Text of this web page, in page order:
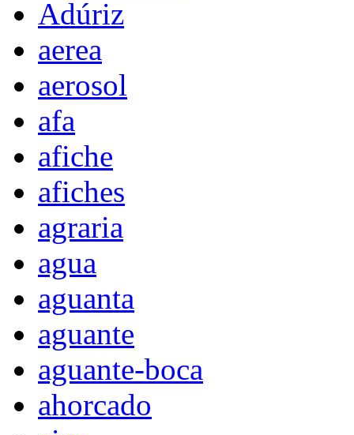
Adúriz
aerea
aerosol
afa
afiche
afiches
agraria
agua
aguanta
aguante
aguante-boca
ahorcado